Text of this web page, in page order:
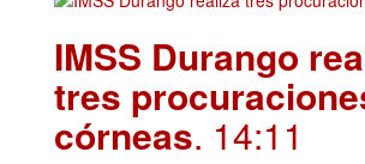
IMSS Durango
tres
córneas. 14:11